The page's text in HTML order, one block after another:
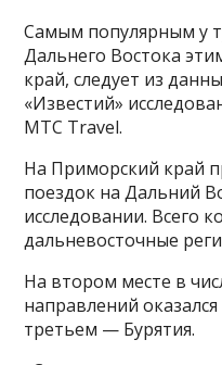
Самым популярным у
Дальнего Востока
край, следует из
«Известий»
MTC Travel.
На Приморский край
поездок на Дальний
исследовании. Всего
дальневосточные
На втором месте в
направлений
третьем — Бурятия.